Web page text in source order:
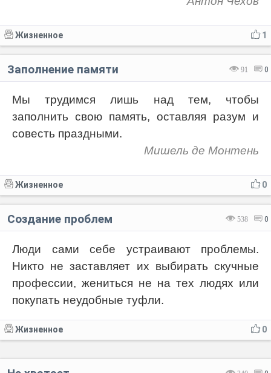
1
Жизненное
91 0
Заполнение памяти
Мы трудимся лишь над тем, чтобы
заполнить свою память, оставляя разум и
совесть праздными.
Мишель де Монтень
0
Жизненное
538 0
Создание проблем
Люди сами себе устраивают проблемы.
Никто не заставляет их выбирать скучные
профессии, жениться не на тех людях или
покупать неудобные туфли.
0
Жизненное